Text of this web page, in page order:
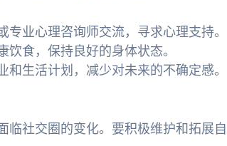
专业心理咨询师交流，寻求心理支持。
食，保持良好的身体状态。
和生活计划，减少对未来的不确定感。
临社交圈的变化。要积极维护和拓展